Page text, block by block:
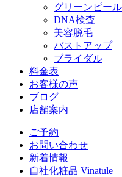
グリーンピール
DNA検査
美容脱毛
バストアップ
ブライダル
料金表
お客様の声
ブログ
店舗案内
ご予約
お問い合わせ
新着情報
自社化粧品 Vinatule